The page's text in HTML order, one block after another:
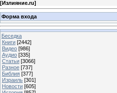
[Излияние.ru]
Форма входа
Беседка
Книги [2442]
Видео [986]
Аудио [335]
Статьи [3066]
Разное [737]
Библия [377]
Израиль [301]
Новости [605]